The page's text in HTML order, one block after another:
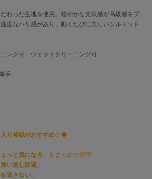
わった生地を使用。軽やかな光沢感が高級感をプ
度なハリ感があり、動くたびに美しいシルエット
ング可 ウェットクリーニング可
手
り登録がおすすめ！◆
っと気になる」 をまとめて管理
買い逃し回避」
逃さない」